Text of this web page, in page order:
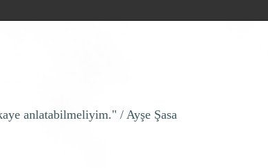
anlatabilmeliyim." / Ayşe Şasa